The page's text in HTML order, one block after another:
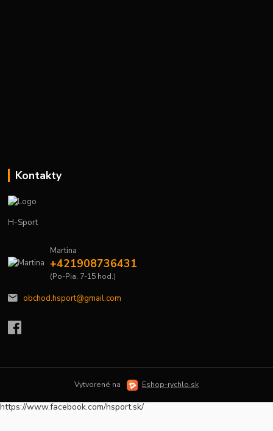
Kontakty
H-Sport
Martina
+421908736431
(Po-Pia, 7-15 hod.)
obchod.hsport@gmail.com
Vytvorené na Eshop-rychlo.sk
https://www.facebook.com/hsport.sk/